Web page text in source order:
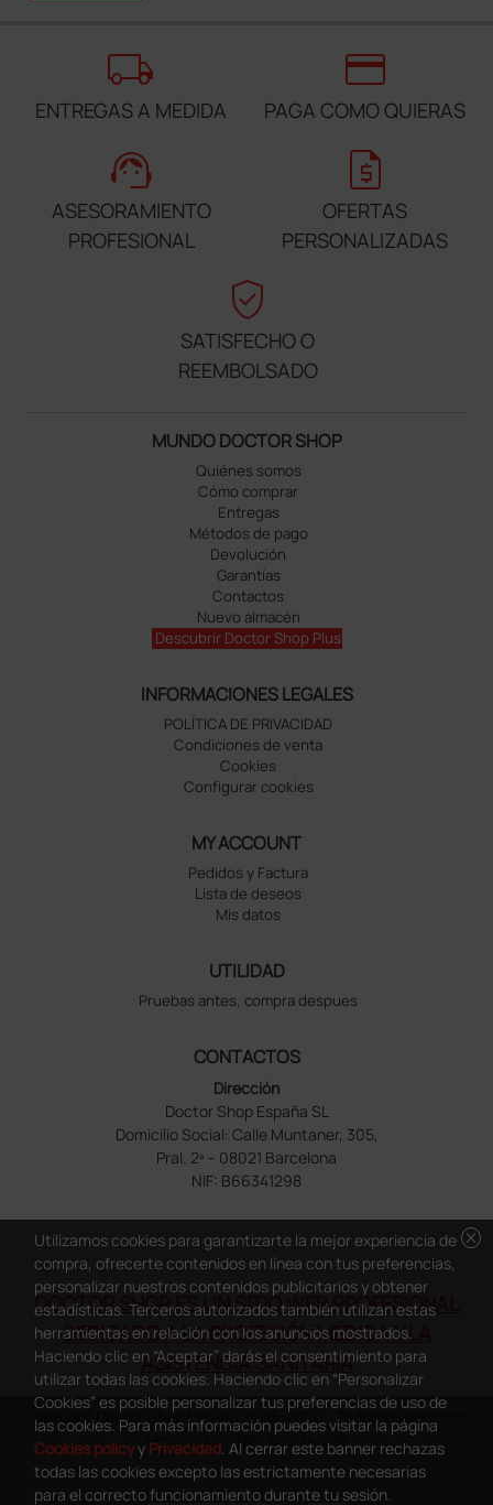
local_shipping
ENTREGAS A MEDIDA
credit_card
PAGA COMO QUIERAS
support_agent
ASESORAMIENTO
PROFESIONAL
request_quote
OFERTAS
PERSONALIZADAS
verified_user
SATISFECHO O
REEMBOLSADO
MUNDO DOCTOR SHOP
Quiénes somos
Cómo comprar
Entregas
Métodos de pago
Devolución
Garantías
Contactos
Nuevo almacén
Descubrir Doctor Shop Plus
INFORMACIONES LEGALES
POLÍTICA DE PRIVACIDAD
Condiciones de venta
Cookies
Configurar cookies
MY ACCOUNT
Pedidos y Factura
Lista de deseos
Mis datos
UTILIDAD
Pruebas antes, compra despues
CONTACTOS
Dirección
Doctor Shop España SL
Domicilio Social: Calle Muntaner, 305,
Pral. 2ª – 08021 Barcelona
NIF: B66341298
DOCTOR SHOP ES UN SITIO WEB PROFESIONAL
DEDICADO A LA PROFESIÓN MÉDICA Y LA
ASISTENCIA SANITARIA
Copyright Doctor Shop España 2005-2026 - Todos los derechos
reservados - NIF.: B66341298
cancel
Utilizamos cookies para garantizarte la mejor experiencia de
compra, ofrecerte contenidos en línea con tus preferencias,
personalizar nuestros contenidos publicitarios y obtener
estadísticas. Terceros autorizados también utilizan estas
herramientas en relación con los anuncios mostrados.
Haciendo clic en “Aceptar” darás el consentimiento para
utilizar todas las cookies. Haciendo clic en “Personalizar
Cookies” es posible personalizar tus preferencias de uso de
las cookies. Para más información puedes visitar la página
Cookies policyy Privacidad. Al cerrar este banner rechazas
todas las cookies excepto las estrictamente necesarias
para el correcto funcionamiento durante tu sesión.